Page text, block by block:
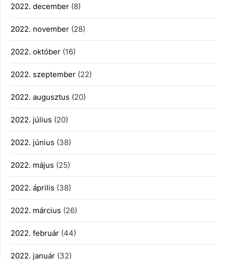
2022. december (8)
2022. november (28)
2022. október (16)
2022. szeptember (22)
2022. augusztus (20)
2022. július (20)
2022. június (38)
2022. május (25)
2022. április (38)
2022. március (26)
2022. február (44)
2022. január (32)